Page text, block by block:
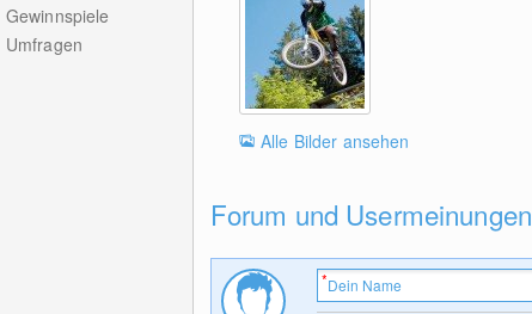
Gewinnspiele
Umfragen
Alle Bilder ansehen
Forum und Usermeinungen